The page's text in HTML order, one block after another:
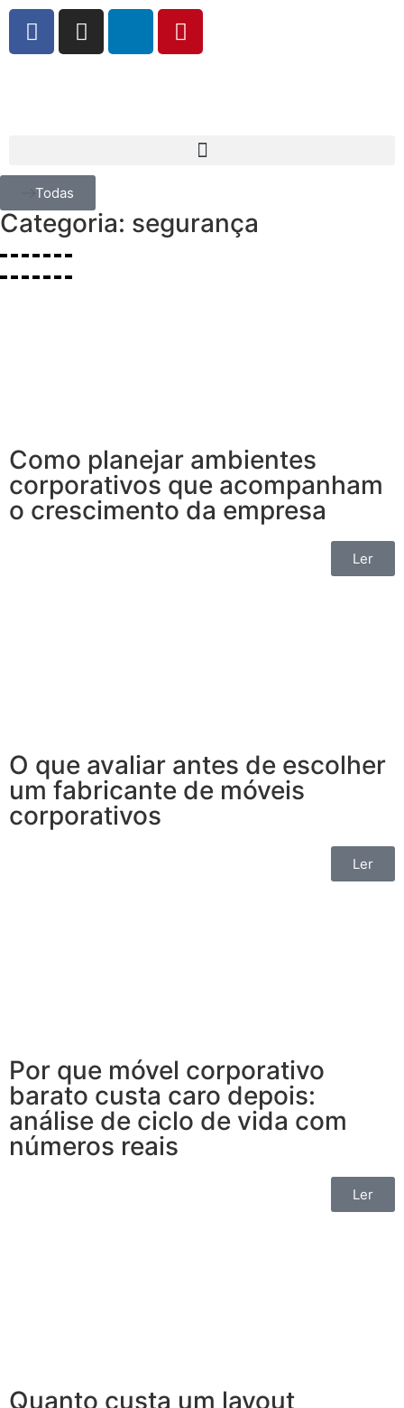
Todas
Categoria: segurança
Como planejar ambientes
corporativos que acompanham
o crescimento da empresa
Ler
O que avaliar antes de escolher
um fabricante de móveis
corporativos
Ler
Por que móvel corporativo
barato custa caro depois:
análise de ciclo de vida com
números reais
Ler
Quanto custa um layout